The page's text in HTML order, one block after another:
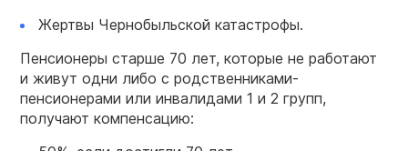
Жертвы Чернобыльской катастрофы.
Пенсионеры старше 70 лет, которые не работают
и живут одни либо с родственниками-
пенсионерами или инвалидами 1 и 2 групп,
получают компенсацию: